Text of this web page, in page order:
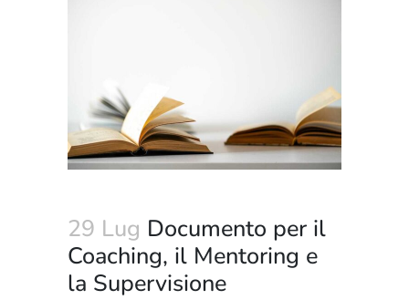
29 Lug Documento per il
Coaching, il Mentoring e
la Supervisione